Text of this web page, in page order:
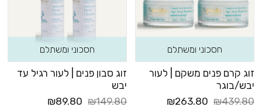
חסכוני ומשתלם
זוג קרם פנים משקם | לעור
יבש/בוגר
₪439.80
₪263.80
חסכוני ומשתלם
זוג סבון פנים | לעור רגיל עד
יבש
₪149.80
₪89.80